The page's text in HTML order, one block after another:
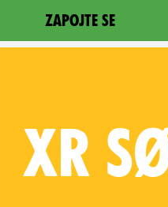
ZAPOJTE SE
XR